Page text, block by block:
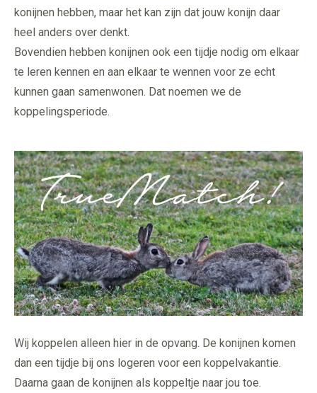
konijnen hebben, maar het kan zijn dat jouw konijn daar
heel anders over denkt.
Bovendien hebben konijnen ook een tijdje nodig om elkaar
te leren kennen en aan elkaar te wennen voor ze echt
kunnen gaan samenwonen. Dat noemen we de
koppelingsperiode.
Wij koppelen alleen hier in de opvang. De konijnen komen
dan een tijdje bij ons logeren voor een koppelvakantie.
Daarna gaan de konijnen als koppeltje naar jou toe.